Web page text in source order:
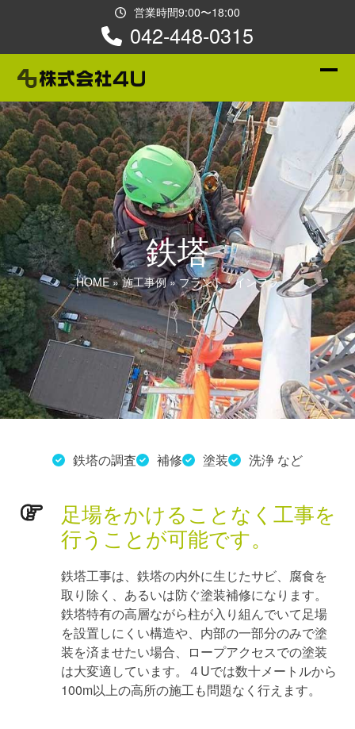
営業時間9:00〜18:00
042-448-0315
鉄塔
HOME»施工事例»プラント・インフラ
鉄塔の調査 補修 塗装 洗浄 など
足場をかけることなく工事を
行うことが可能です。
鉄塔工事は、鉄塔の内外に生じたサビ、腐食を
取り除く、あるいは防ぐ塗装補修になります。
鉄塔特有の高層ながら柱が入り組んでいて足場
を設置しにくい構造や、内部の一部分のみで塗
装を済ませたい場合、ロープアクセスでの塗装
は大変適しています。４Uでは数十メートルから
100m以上の高所の施工も問題なく行えます。